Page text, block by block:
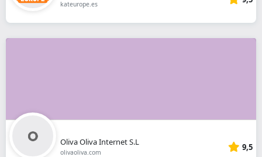
kateurope.es
Oliva Oliva Internet S.L
olivaoliva.com 9,5